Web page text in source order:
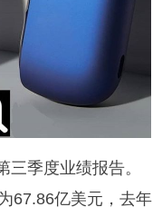
季度业绩报告。
67.86亿美元，去年